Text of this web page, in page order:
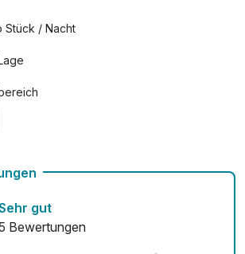
Stück / Nacht
für 15,00 € pro Stück / Tag
gut
Bewertungen